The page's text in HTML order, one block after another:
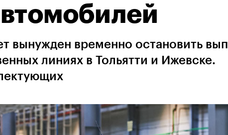
вынужден временно остановить
линиях в Тольятти и Ижевске.